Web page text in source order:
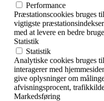
Performance
Præstationscookies bruges
vigtigste
med at levere en bedre
Statistik
Statistik
Analytiske cookies bruges
interagerer med
give oplysninger om
afvisningsprocent,
Markedsføring